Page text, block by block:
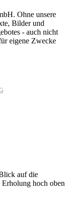
Ohne unsere
Bilder und
- auch nicht
eigene Zwecke
auf die
hoch oben